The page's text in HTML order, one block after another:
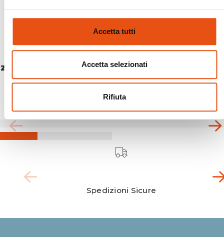
Accetta tutti
Accetta selezionati
Rifiuta
ZAINO HIKEMASTER 36
€159,90
Spedizioni Sicure